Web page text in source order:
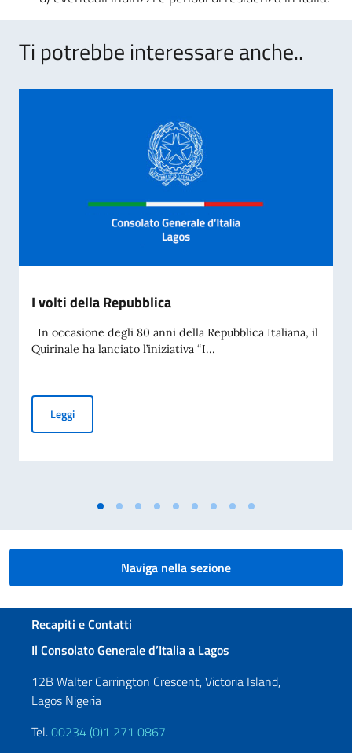
Ti potrebbe interessare anche..
I volti della Repubblica
In occasione degli 80 anni della Repubblica Italiana, il
Quirinale ha lanciato l’iniziativa “I...
LeggiI volti della Repubblica
Naviga nella sezione
Sezione footer
Recapiti e Contatti
Il Consolato Generale d’Italia a Lagos
12B Walter Carrington Crescent, Victoria Island,
Lagos Nigeria
Tel.00234 (0)1 271 0867